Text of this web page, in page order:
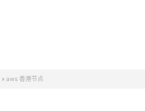
» aws 香港节点